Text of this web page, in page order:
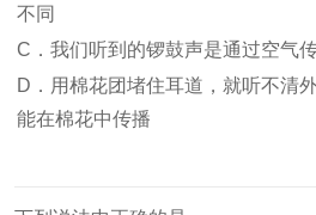
不同
C．我们听到的锣鼓声是通过空气
D．用棉花团堵住耳道，就听不清
能在棉花中传播